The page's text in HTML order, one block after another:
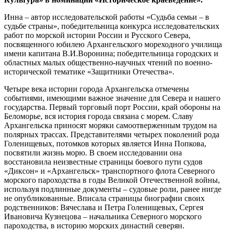
Инна – автор исследовательской работы «Судьба семьи – в
судьбе страны», победительница конкурса исследовательских
работ по морской истории России и Русского Севера,
посвященного юбилею Архангельского мореходного училища
имени капитана В.И.Воронина; победительница городских и
областных малых общественно-научных чтений по военно-
исторической тематике «Защитники Отечества».
Четыре века истории города Архангельска отмечены
событиями, имеющими важное значение для Севера и нашего
государства. Первый торговый порт России, край обороны на
Беломорье, вся история города связана с морем. Славу
Архангельска приносят моряки самоотверженным трудом на
полярных трассах. Представителями четырех поколений рода
Голенищевых, потомков которых является Инна Попкова,
посвятили жизнь морю. В своем исследовании она
восстановила неизвестные страницы боевого пути судов
«Диксон» и «Архангельск» транспортного флота Северного
морского пароходства в годы Великой Отечественной войны,
используя подлинные документы – судовые роли, ранее нигде
не опубликованные. Вписала страницы биографии своих
родственников: Вячеслава и Петра Голенищевых, Сергея
Ивановича Кузнецова – начальника Северного морского
пароходства, в историю морских династий северян.